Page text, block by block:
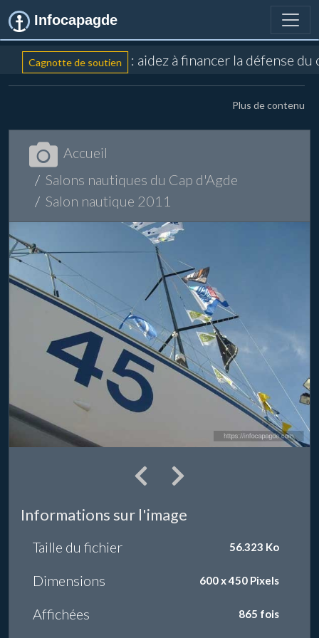
Infocapagde
Cagnotte de soutien : aidez à financer la défense
Plus de contenu
Accueil
Salons nautiques du Cap d'Agde
Salon nautique 2011
Informations sur l'image
Taille du fichier 56.323 Ko
Dimensions 600 x 450 Pixels
Affichées 865 fois